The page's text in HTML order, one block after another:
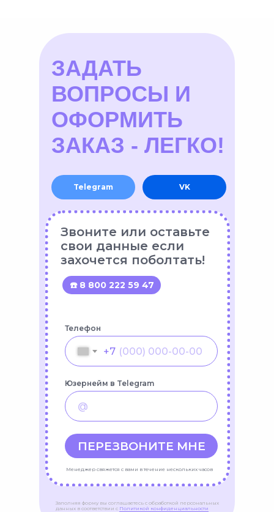
ЗАДАТЬ
ВОПРОСЫ И
ОФОРМИТЬ
ЗАКАЗ - ЛЕГКО!
Телефон
+7
Юзернейм в Telegram
ПЕРЕЗВОНИТЕ МНЕ
Звоните или оставьте
свои данные если
захочется поболтать!
Менеджер свяжется с вами в течение нескольких часов
Telegram VK
☎️ 8 800 222 59 47
Заполняя форму вы соглашаетесь с обработкой персональных
данных в соответствии с Политикой конфиденциальности